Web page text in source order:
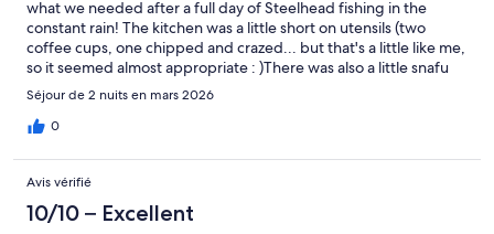
what we needed after a full day of Steelhead fishing in the
constant rain! The kitchen was a little short on utensils (two
coffee cups, one chipped and crazed... but that's a little like me,
so it seemed almost appropriate : )There was also a little snafu
with the oven which apparently was new and still on "demo
mode" but the host was quick to respond with trouble shooting
suggestions. All in all, it was the perfect location for our fishing
again.
Séjour de 2 nuits en mars 2026
0
Avis vérifié
10/10 – Excellent